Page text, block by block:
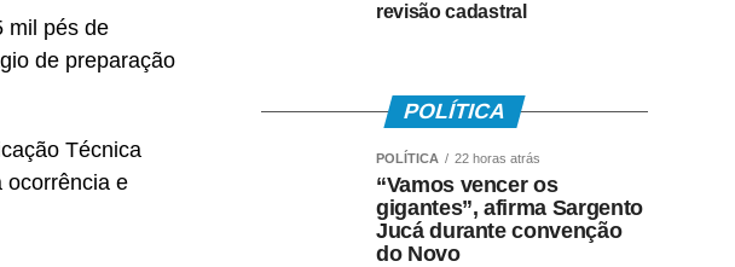
mil pés de
de preparação
Técnica
ocorrência e
revisão cadastral
POLÍTICA
POLÍTICA 22 horas atrás
“Vamos vencer os
gigantes”, afirma Sargento
Jucá durante convenção
do Novo